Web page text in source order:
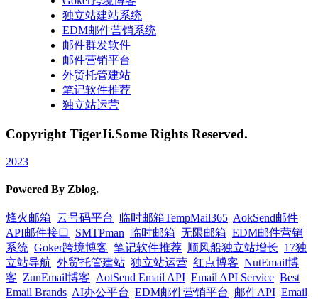
独立站建站系统
EDM邮件营销系统
邮件群发软件
邮件营销平台
外贸托管建站
笔记软件推荐
独立站运营
Copyright TigerJi.Some Rights Reserved.
2023
Powered By Zblog.
烽火邮箱 云号码平台 临时邮箱TempMail365 AokSend邮件
API邮件接口
SMTPman 临时邮箱 无限邮箱 EDM邮件营销
系统 Goker跨境博客 笔记软件推荐 顺风船独立站增长 17独
立站导航 外贸托管建站 独立站运营 红点博客 NutEmail博
客 ZunEmail博客 AotSend Email API Email API Service Best
Email Brands AI办公平台 EDM邮件营销平台 邮件API Email